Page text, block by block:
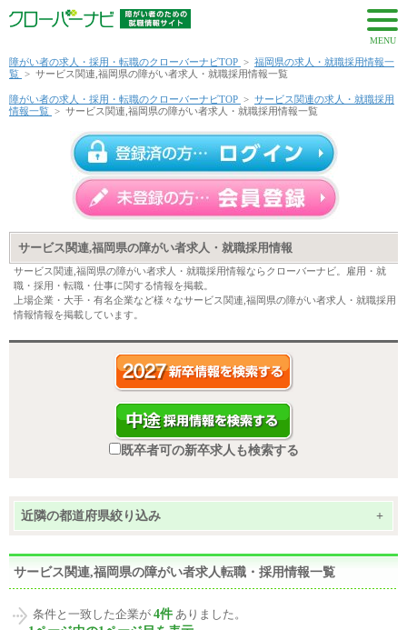
MENU
障がい者の求人・採用・転職のクローバーナビTOP > 福岡県の求人・就職採用情報一
覧 > サービス関連,福岡県の障がい者求人・就職採用情報一覧
障がい者の求人・採用・転職のクローバーナビTOP > サービス関連の求人・就職採用
情報一覧 > サービス関連,福岡県の障がい者求人・就職採用情報一覧
サービス関連,福岡県の障がい者求人・就職採用情報
サービス関連,福岡県の障がい者求人・就職採用情報ならクローバーナビ。雇用・就
職・採用・転職・仕事に関する情報を掲載。
上場企業・大手・有名企業など様々なサービス関連,福岡県の障がい者求人・就職採用
情報情報を掲載しています。
既卒者可の新卒求人も検索する
近隣の都道府県絞り込み +
サービス関連,福岡県の障がい者求人転職・採用情報一覧
条件と一致した企業が 4件 ありました。